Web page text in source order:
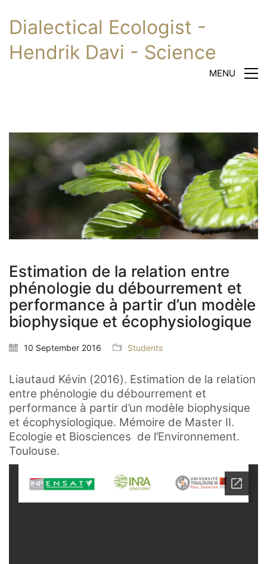
Dialectical Ecologist -
Hendrik Davi - Science
MENU
Estimation de la relation entre
phénologie du débourrement et
performance à partir d’un modèle
biophysique et écophysiologique
10 September 2016 Students
Liautaud Kévin (2016). Estimation de la relation
entre phénologie du débourrement et
performance à partir d’un modèle biophysique
et écophysiologique. Mémoire de Master II.
Ecologie et Biosciences de l’Environnement.
Toulouse.